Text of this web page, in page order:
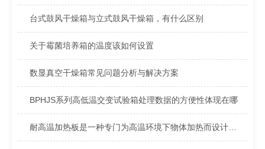
台式鼓风干燥箱与立式鼓风干燥箱，有什么区别
关于霉菌培养箱的温度该如何设置
数显真空干燥箱常见问题分析与解决方案
BPHJS系列高低温交变试验箱处理数据的方便性体现在哪
耐高温加热板是一种专门为高温环境下物体加热而设计的设备